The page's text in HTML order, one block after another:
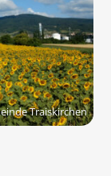
Traiskirchen